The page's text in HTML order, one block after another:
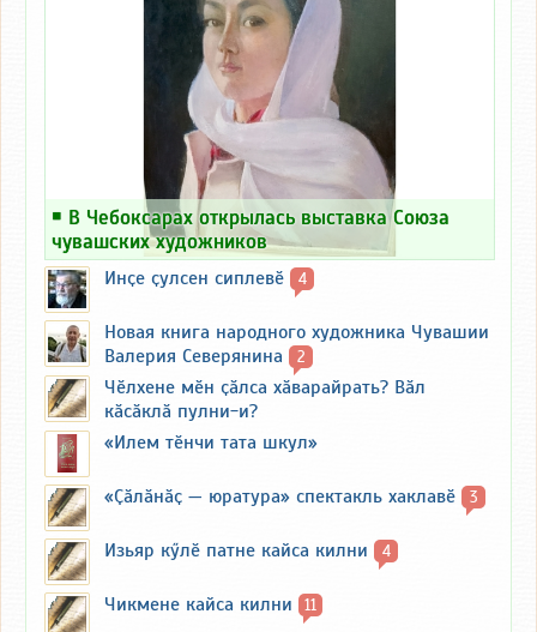
￭ В Чебоксарах открылась выставка Союза
чувашских художников
Инҫе ҫулсен сиплевӗ 4
Новая книга народного художника Чувашии
Валерия Северянина
2
Чӗлхене мӗн ҫӑлса хӑварайрать? Вӑл
кӑсӑклӑ пулни-и?
«Илем тӗнчи тата шкул»
«Ҫӑлӑнӑҫ — юратура» спектакль хаклавӗ 3
Изьяр кӳлӗ патне кайса килни 4
Чикмене кайса килни 11